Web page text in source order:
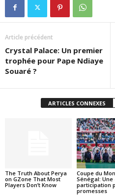
Article précédent
Crystal Palace: Un premier
trophée pour Pape Ndiaye
Souaré ?
ARTICLES CONNEXES
The Truth About Perya
on GZone That Most
Players Don’t Know
Coupe du
Sénégal: Une
participation
promesses